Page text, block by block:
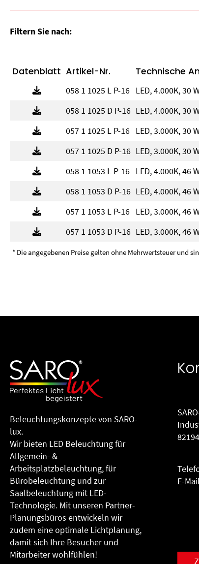
Filtern Sie nach:
Datenblatt Artikel-Nr. Technische
058 1 1025 L P-16 LED, 4.000K, 30
058 1 1025 D P-16 LED, 4.000K, 30
057 1 1025 L P-16 LED, 3.000K, 30
057 1 1025 D P-16 LED, 3.000K, 30
058 1 1053 L P-16 LED, 4.000K, 46
058 1 1053 D P-16 LED, 4.000K, 46
057 1 1053 L P-16 LED, 3.000K, 46
057 1 1053 D P-16 LED, 3.000K, 46
* Die angegebenen Preise gelten ohne Mehrwertsteuer und
Beleuchtungs­konzepte von SARO-
lux.
Wir bieten LED Beleuchtung für
Allgemein- &
Arbeitsplatzbeleuchtung, für
Büro­beleuchtung und zur
Saalbeleuchtung mit LED-
Technologie. Mit unseren Partner-
Planungsbüros entwickeln wir
zudem eine optimale Lichtplanung,
damit sich Ihre Besucher und
Mitarbeiter wohlfühlen!
E-